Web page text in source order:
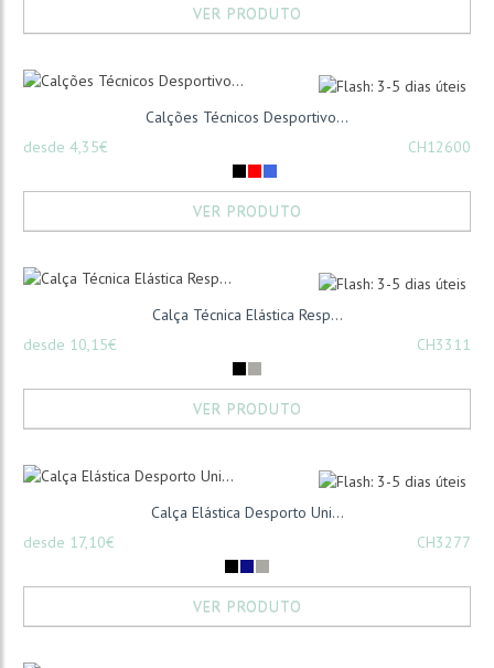
VER PRODUTO
Calções Técnicos Desportivo...
desde 4,35€
CH12600
VER PRODUTO
Calça Técnica Elástica Resp...
desde 10,15€
CH3311
VER PRODUTO
Calça Elástica Desporto Uni...
desde 17,10€
CH3277
VER PRODUTO